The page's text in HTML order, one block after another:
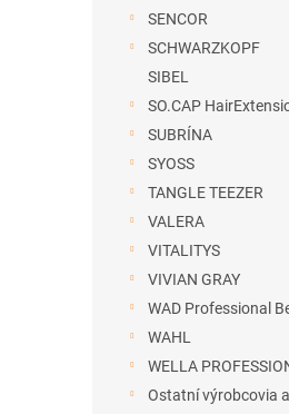
SENCOR
SCHWARZKOPF
SIBEL
SO.CAP
SUBRÍNA
SYOSS
TANGLE TEEZER
VALERA
VITALITYS
VIVIAN GRAY
WAD Professional
WAHL
WELLA
Ostatní výrobcovia